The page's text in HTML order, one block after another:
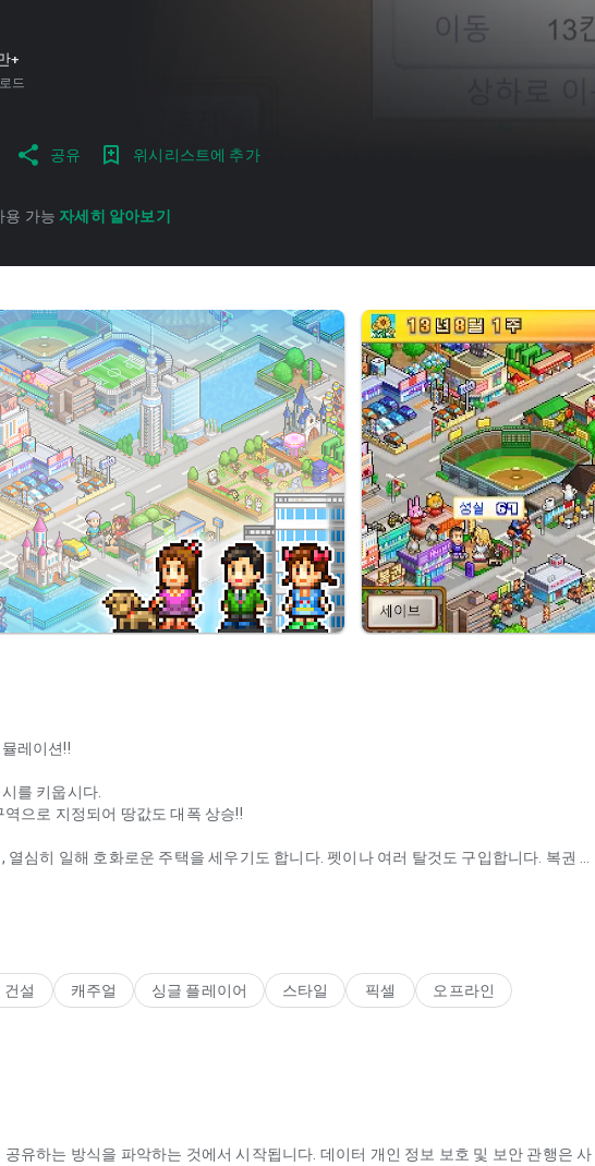
+
드
공유 위시리스트에 추가
용 가능자세히 알아보기
레이션!!
를 키웁시다.
으로 지정되어 땅값도 대폭 상승!!
심히 일해 호화로운 주택을 세우기도 합니다. 펫이나 여러 탈것도 구입합니다. 복권 당
파크에서 확인해주세요.
건설 캐주얼 싱글 플레이어 스타일 픽셀
오프라인
유하는 방식을 파악하는 것에서 시작됩니다. 데이터 개인 정보 보호 및 보안 관행은 사